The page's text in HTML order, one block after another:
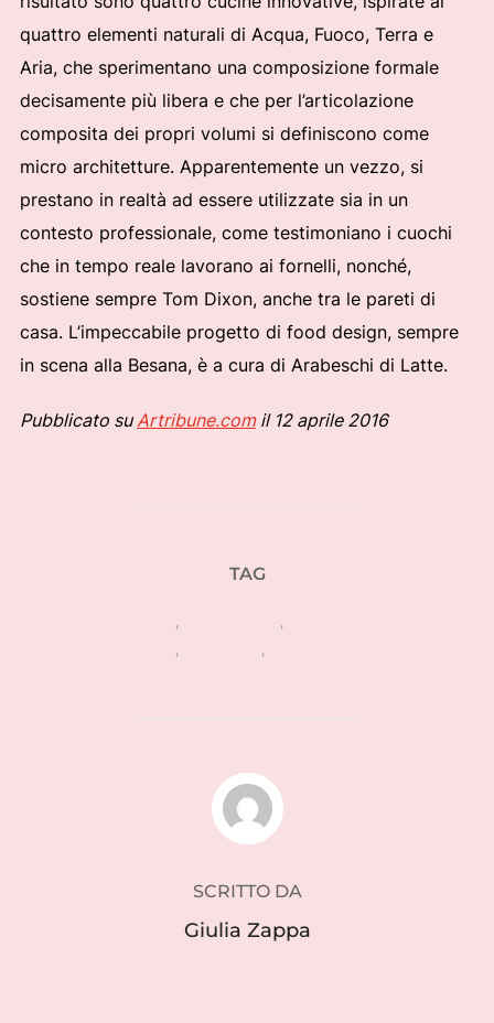
quattro elementi naturali di Acqua, Fuoco, Terra e
Aria, che sperimentano una composizione formale
decisamente più libera e che per l’articolazione
composita dei propri volumi si definiscono come
micro architetture. Apparentemente un vezzo, si
prestano in realtà ad essere utilizzate sia in un
contesto professionale, come testimoniano i cuochi
che in tempo reale lavorano ai fornelli, nonché,
sostiene sempre Tom Dixon, anche tra le pareti di
casa. L’impeccabile progetto di food design, sempre
in scena alla Besana, è a cura di Arabeschi di Latte.
Pubblicato suArtribune.comil 12 aprile 2016
TAG
, ,
, ,
AUTORE DELL'ARTICOLO
SCRITTO DA
Giulia Zappa